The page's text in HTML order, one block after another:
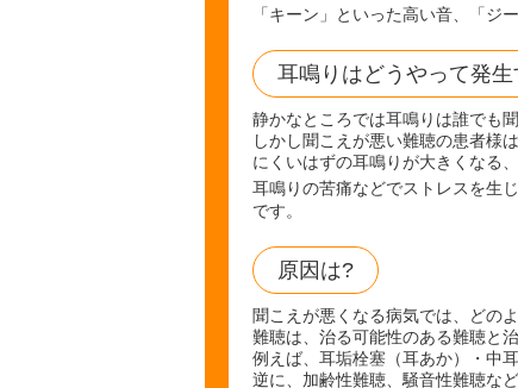
「キーン」といった高い音、「ジ
耳鳴りはどうやって発
静かなところでは耳鳴りは誰でも
しかし聞こえが悪い難聴の患者様
にくいはずの耳鳴りが大きくなる
耳鳴りの苦痛などでストレスを生
です。
原因は?
聞こえが悪くなる病気では、どの
難聴は、治る可能性のある難聴と
例えば、耳垢栓塞（耳あか）・中
逆に、加齢性難聴、騒音性難聴な